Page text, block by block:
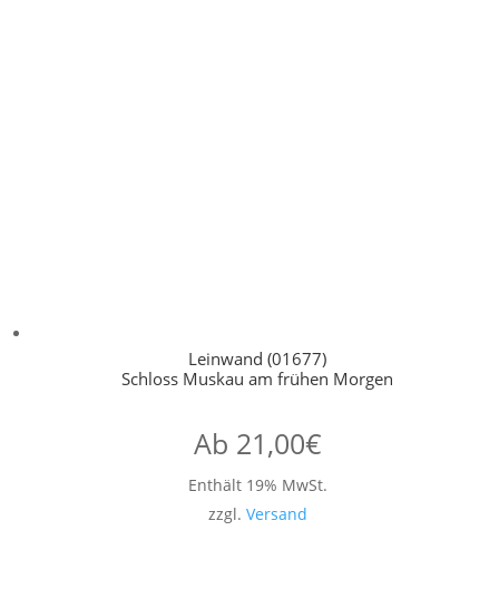
Leinwand (01677)
Schloss Muskau am frühen Morgen
Ab 21,00€
Enthält 19% MwSt.
zzgl. Versand